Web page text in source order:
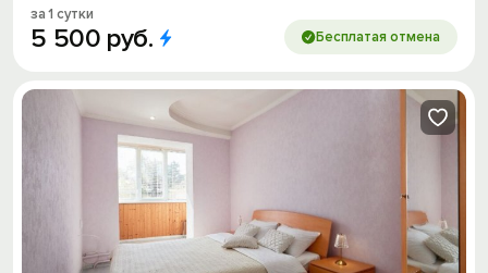
за 1 сутки
5 500 руб. Бесплатая отмена